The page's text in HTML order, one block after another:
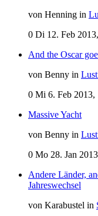
von Henning in
0 Di 12. Feb
And the Oscar
von Benny in
0 Mi 6. Feb 2013,
Massive Yacht
von Benny in
0 Mo 28. Jan
Andere Länder,
Jahreswechsel
von Karabustel in